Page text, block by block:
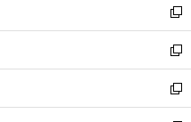
く
で
開
く
ド
ウ
で
開
く
ィ
ン
ド
ウ
で
開
い
ウ
ィ
ン
ド
ウ
新
し
い
ウ
ィ
ン
新
し
い
ウ
新
し